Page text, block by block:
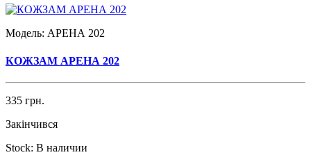
Модель: АРЕНА 202
КОЖЗАМ АРЕНА 202
335 грн.
Закінчився
Stock: В наличии